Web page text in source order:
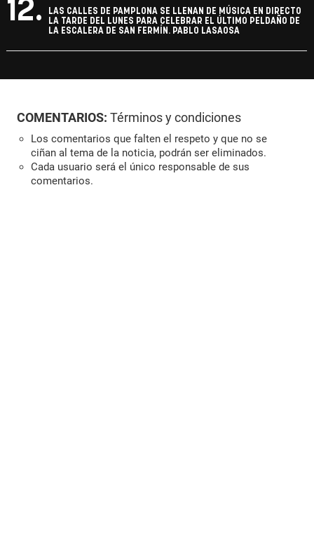
12.
LAS CALLES DE PAMPLONA SE LLENAN DE MÚSICA EN DIRECTO
LA TARDE DEL LUNES PARA CELEBRAR EL ÚLTIMO PELDAÑO DE
LA ESCALERA DE SAN FERMÍN. PABLO LASAOSA
COMENTARIOS: Términos y condiciones
Los comentarios que falten el respeto y que no se
ciñan al tema de la noticia, podrán ser eliminados.
Cada usuario será el único responsable de sus
comentarios.